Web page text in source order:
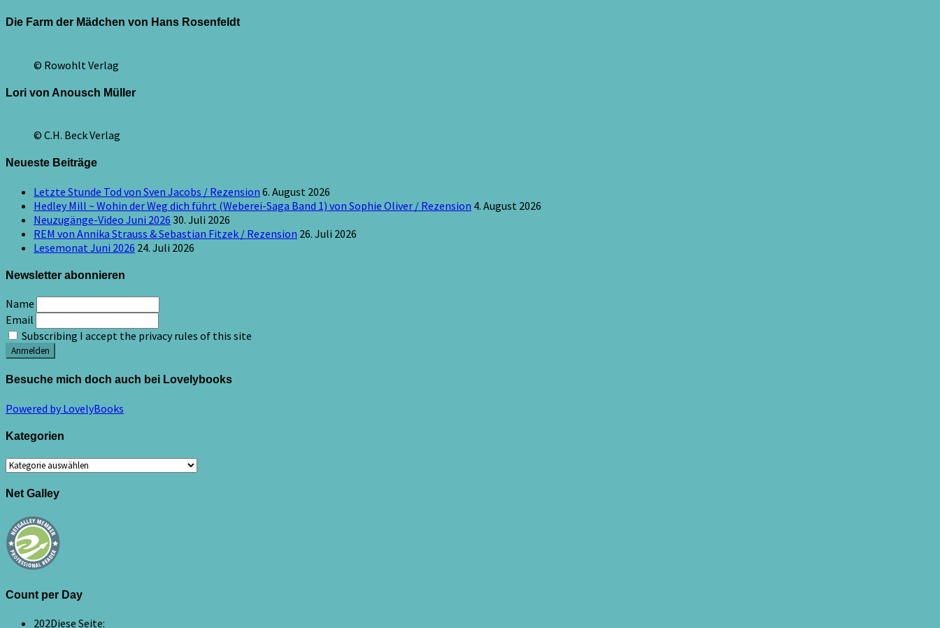
Die Farm der Mädchen von Hans Rosenfeldt
© Rowohlt Verlag
Lori von Anousch Müller
© C.H. Beck Verlag
Neueste Beiträge
Letzte Stunde Tod von Sven Jacobs / Rezension 6. August 2026
Hedley Mill ~ Wohin der Weg dich führt (Weberei-Saga Band 1) von Sophie Oliver / Rezension 4. August 2026
Neuzugänge-Video Juni 2026 30. Juli 2026
REM von Annika Strauss & Sebastian Fitzek / Rezension 26. Juli 2026
Lesemonat Juni 2026 24. Juli 2026
Newsletter abonnieren
Name
Email
Subscribing I accept the privacy rules of this site
Besuche mich doch auch bei Lovelybooks
Powered by LovelyBooks
Kategorien
Kategorien
Net Galley
Count per Day
202Diese Seite: